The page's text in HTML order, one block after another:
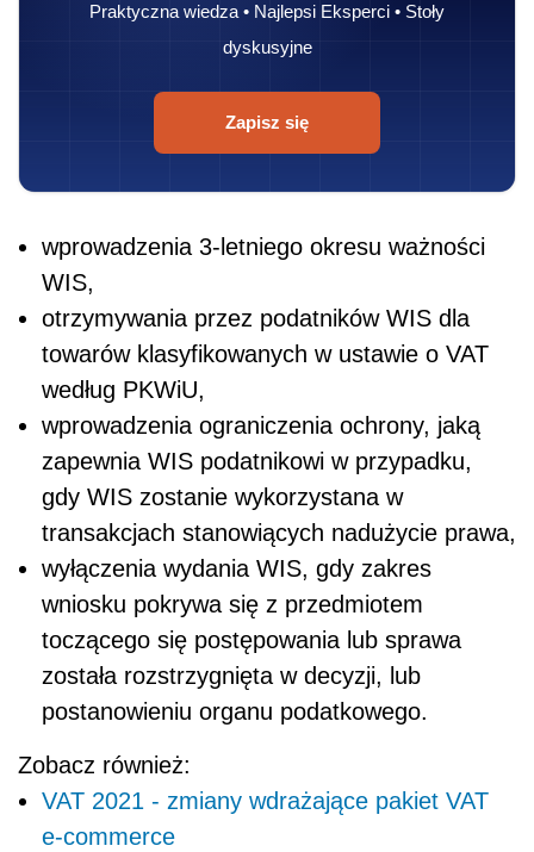
Praktyczna wiedza • Najlepsi Eksperci • Stoły
dyskusyjne
Zapisz się
wprowadzenia 3-letniego okresu ważności
WIS,
otrzymywania przez podatników WIS dla
towarów klasyfikowanych w ustawie o VAT
według PKWiU,
wprowadzenia ograniczenia ochrony, jaką
zapewnia WIS podatnikowi w przypadku,
gdy WIS zostanie wykorzystana w
transakcjach stanowiących nadużycie prawa,
wyłączenia wydania WIS, gdy zakres
wniosku pokrywa się z przedmiotem
toczącego się postępowania lub sprawa
została rozstrzygnięta w decyzji, lub
postanowieniu organu podatkowego.
Zobacz również:
VAT 2021 - zmiany wdrażające pakiet VAT
e-commerce